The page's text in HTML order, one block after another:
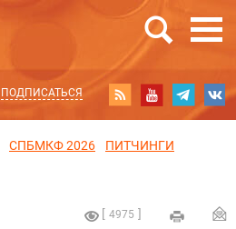
ПОДПИСАТЬСЯ
СПБМКФ 2026
ПИТЧИНГИ
4975